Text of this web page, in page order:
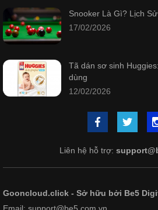
Snooker Là Gì? Lịch
17/02/2026
Tã dán sơ sinh
dùng
12/02/2026
Liên hệ hỗ trợ:
Gooncloud.click - Sở hữu bởi Be5
Email: support@be5.com.vn